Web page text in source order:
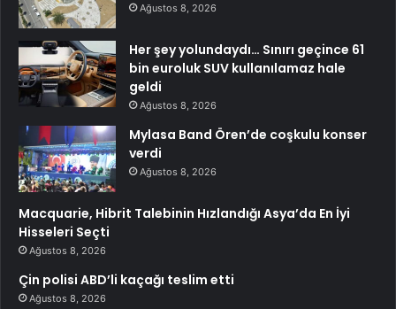
Ağustos 8, 2026
Her şey yolundaydı… Sınırı geçince 61
bin euroluk SUV kullanılamaz hale
geldi
Ağustos 8, 2026
Mylasa Band Ören’de coşkulu konser
verdi
Ağustos 8, 2026
Macquarie, Hibrit Talebinin Hızlandığı Asya’da En İyi
Hisseleri Seçti
Ağustos 8, 2026
Çin polisi ABD’li kaçağı teslim etti
Ağustos 8, 2026